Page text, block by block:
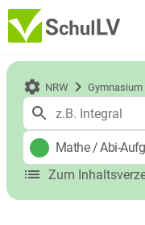
NRW Gymnasium
Mathe/Abi-
Zum